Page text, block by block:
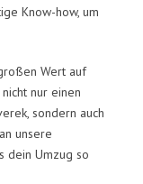
Know-how, um
Wert auf
nur einen
sondern auch
unsere
dein Umzug so